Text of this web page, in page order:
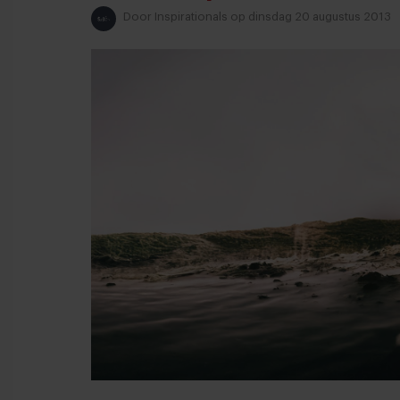
Door Inspirationals op dinsdag 20 augustus 2013